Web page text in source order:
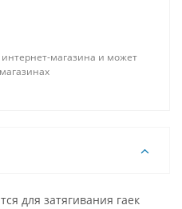
магазина и может
для затягивания гаек